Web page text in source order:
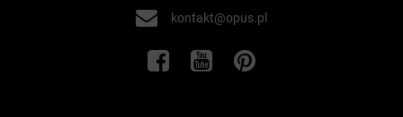
kontakt@opus.pl